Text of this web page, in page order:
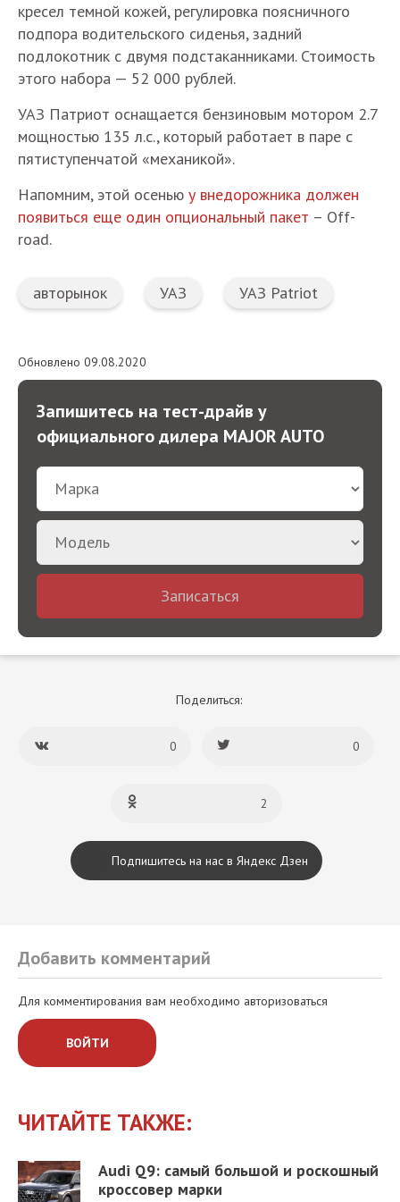
кресел темной кожей, регулировка поясничного
подпора водительского сиденья, задний
подлокотник с двумя подстаканниками. Стоимость
этого набора — 52 000 рублей.
УАЗ Патриот оснащается бензиновым мотором 2.7
мощностью 135 л.с., который работает в паре с
пятиступенчатой «механикой».
Напомним, этой осенью у внедорожника должен
появиться еще один опциональный пакет – Off-
road.
авторынок УАЗ УАЗ Patriot
Обновлено 09.08.2020
Запишитесь на тест-драйв у
официального дилера MAJOR AUTO
Записаться
Поделиться:
0 0
2
Подпишитесь на нас в Яндекс Дзен
Добавить комментарий
Для комментирования вам необходимо авторизоваться
ВОЙТИ
ЧИТАЙТЕ ТАКЖЕ:
Audi Q9: самый большой и роскошный
кроссовер марки